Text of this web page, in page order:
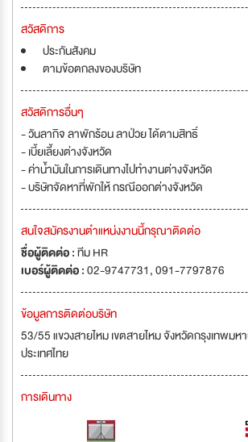
สวัสดิการ
ประกันสังคม
ตามข้อตกลงของบริษัท
สวัสดิการอื่นๆ
- วันลากิจ ลาพักร้อน ลาป่วย ได้ตามสิทธิ์
- เบี้ยเลี้ยงต่างจังหวัด
- ค่าน้ำมันในการเดินทางไปทำงานต่างจังหวัด
- บริษัทจัดหาที่พักให้ กรณีออกต่างจังหวัด
สนใจสมัครงานตำแหน่งงานนี้กรุณาติดต่อ
ชื่อผู้ติดต่อ :ทีม HR
เบอร์ผู้ติดต่อ :02-9747731, 091-7797876
ข้อมูลการติดต่อบริษัท
53/55 แขวงสายไหม เขตสายไหม จังหวัดกรุงเทพม
ประเทศไทย
การเดินทาง